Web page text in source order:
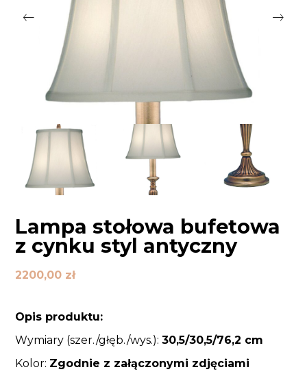
Lampa stołowa bufetowa
z cynku styl antyczny
2200,00 zł
Opis produktu:
Wymiary (szer./głęb./wys.):30,5/30,5/76,2 cm
Kolor: Zgodnie z załączonymi zdjęciami